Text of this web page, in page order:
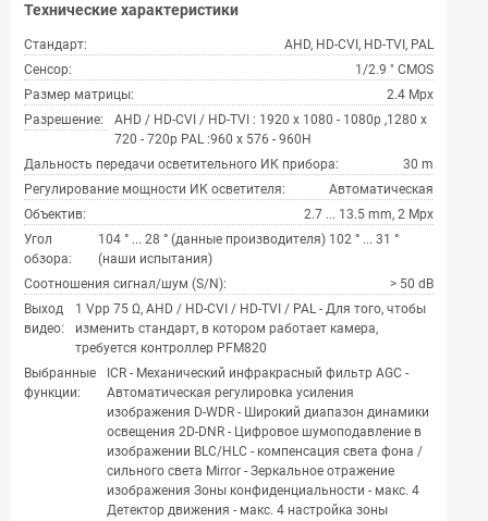
Технические характеристики
Стандарт:
AHD, HD-CVI, HD-TVI, PAL
Сенсор:
1/2.9 " CMOS
Размер матрицы:
2.4 Mpx
Разрешение:
AHD / HD-CVI / HD-TVI : 1920 x 1080 - 1080p ,1280 x
720 - 720p PAL :960 x 576 - 960H
Дальность передачи осветительного ИК прибора:
30 m
Регулирование мощности ИК осветителя:
Автоматическая
Объектив:
2.7 ... 13.5 mm, 2 Mpx
Угол
обзора:
104 ° ... 28 ° (данные производителя) 102 ° ... 31 °
(наши испытания)
Соотношения сигнал/шум (S/N):
> 50 dB
Выход
видео:
1 Vpp 75 Ω, AHD / HD-CVI / HD-TVI / PAL - Для того, чтобы
изменить стандарт, в котором работает камера,
требуется контроллер PFM820
Выбранные
функции:
ICR - Механический инфракрасный фильтр AGC -
Автоматическая регулировка усиления
изображения D-WDR - Широкий диапазон динамики
освещения 2D-DNR - Цифровое шумоподавление в
изображении BLC/HLC - компенсация света фона /
сильного света Mirror - Зеркальное отражение
изображения Зоны конфиденциальности - макс. 4
Детектор движения - макс. 4 настройка зоны